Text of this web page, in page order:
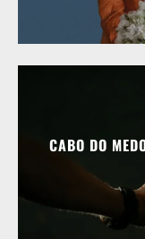
CABO DO